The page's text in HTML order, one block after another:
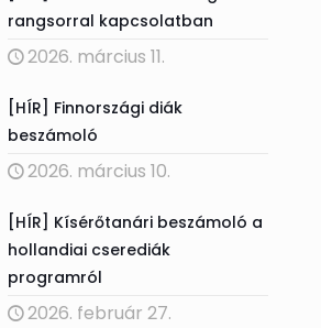
rangsorral kapcsolatban
2026. március 11.
[HÍR] Finnországi diák
beszámoló
2026. március 10.
[HÍR] Kísérőtanári beszámoló a
hollandiai cserediák
programról
2026. február 27.